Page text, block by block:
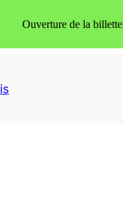
Ouverture de la